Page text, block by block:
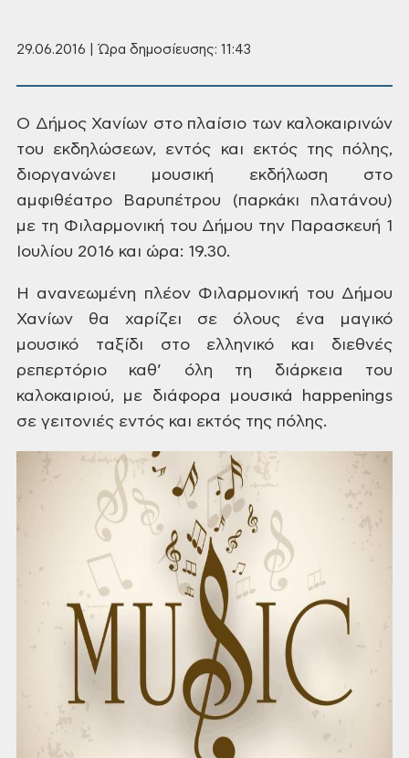
29.06.2016 | Ώρα δημοσίευσης: 11:43
Ο Δήμος Χανίων στοπλαίσιο των καλοκαιρινών
του εκδηλώσεων, εντός και εκτός της πόλης,
διοργανώνει μουσική εκδήλωση στο
αμφιθέατρο Βαρυπέτρου (παρκάκι πλατάνου)
με τη Φιλαρμονική του Δήμου την Παρασκευή 1
Ιουλίου 2016 και ώρα: 19.30.
Η ανανεωμένη πλέον Φιλαρμονική του Δήμου
Χανίων θα
χαρίζει σε όλους ένα μαγικό
μουσικό ταξίδι στο ελληνικό και διεθνές
ρεπερτόριο καθ’ όλη τη διάρκεια του
καλοκαιριού, με διάφορα μουσικά happenings
σε γειτονιές εντός και εκτός της πόλης.